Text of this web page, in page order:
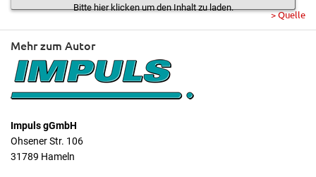
Bitte hier klicken um den Inhalt zu laden.
> Quelle
Mehr zum Autor
Impuls gGmbH
Ohsener Str. 106
31789 Hameln